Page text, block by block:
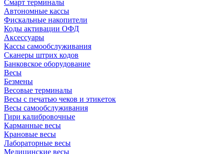
Смарт терминалы
Автономные кассы
Фискальные накопители
Коды активации ОФД
Аксессуары
Кассы самообслуживания
Сканеры штрих кодов
Банковское оборудование
Весы
Безмены
Весовые терминалы
Весы с печатью чеков и этикеток
Весы самообслуживания
Гири калибровочные
Карманные весы
Крановые весы
Лабораторные весы
Медицинские весы